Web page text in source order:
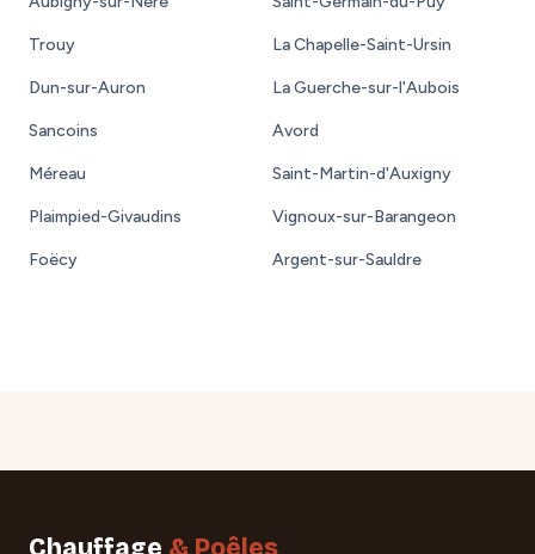
Trouy La Chapelle-Saint-Ursin
Dun-sur-Auron La Guerche-sur-l'Aubois
Sancoins Avord
Méreau Saint-Martin-d'Auxigny
Plaimpied-Givaudins Vignoux-sur-Barangeon
Foëcy Argent-sur-Sauldre
Chauffage & Poêles